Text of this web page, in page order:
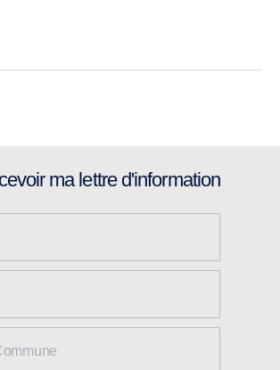
ma lettre d'information